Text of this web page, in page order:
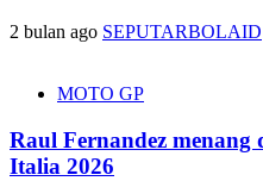
2 bulan ago SEPUTARBOLAID
MOTO GP
Raul Fernandez
Italia 2026